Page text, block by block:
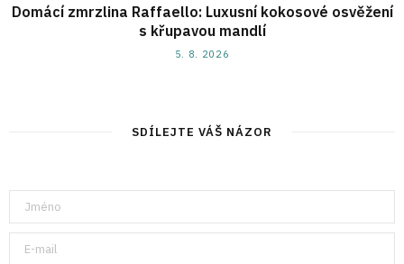
Domácí zmrzlina Raffaello: Luxusní kokosové osvěžení
s křupavou mandlí
5. 8. 2026
SDÍLEJTE VÁŠ NÁZOR